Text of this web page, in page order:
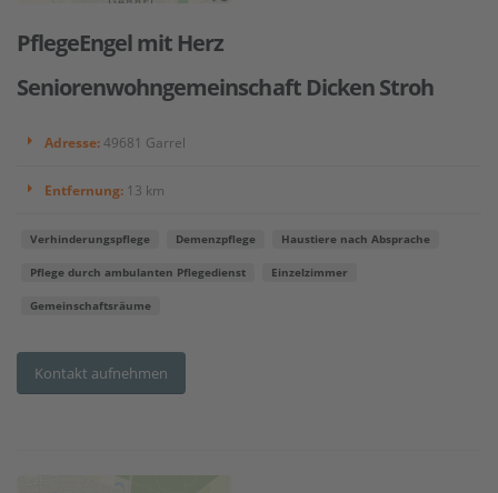
PflegeEngel mit Herz
Seniorenwohngemeinschaft Dicken Stroh
Adresse:49681 Garrel
Entfernung: 13 km
Verhinderungspflege Demenzpflege Haustiere nach Absprache
Pflege durch ambulanten Pflegedienst Einzelzimmer
Gemeinschaftsräume
Kontakt aufnehmen